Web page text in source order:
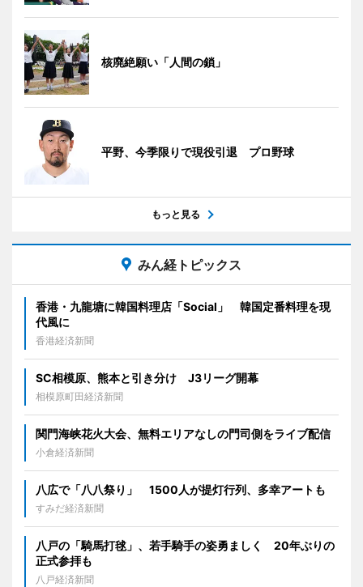
核廃絶願い「人間の鎖」
平野、今季限りで現役引退 プロ野球
もっと見る
みん経トピックス
香港・九龍塘に韓国料理店「Social」 韓国定番料理を現
代風に
香港経済新聞
SC相模原、熊本と引き分け J3リーグ開幕
相模原町田経済新聞
関門海峡花火大会、無料エリアなしの門司側をライブ配信
小倉経済新聞
八広で「八八祭り」 1500人が提灯行列、多幸アートも
すみだ経済新聞
八戸の「騎馬打毬」、若手騎手の姿勇ましく 20年ぶりの
正式参拝も
八戸経済新聞